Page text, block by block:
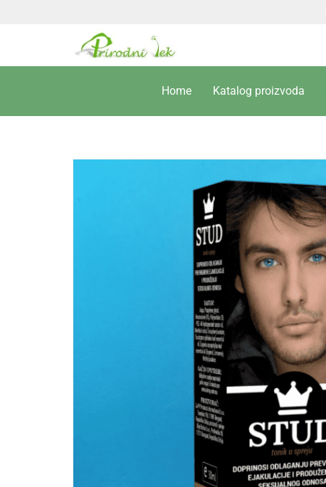
Home Katalog proizvoda